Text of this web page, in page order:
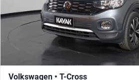
Volkswagen • T-Cross